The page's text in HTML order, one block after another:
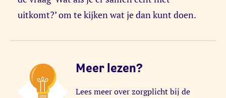
uitkomt?’ om te kijken wat je dan kunt doen.
Meer lezen?
Lees meer over zorgplicht bij de